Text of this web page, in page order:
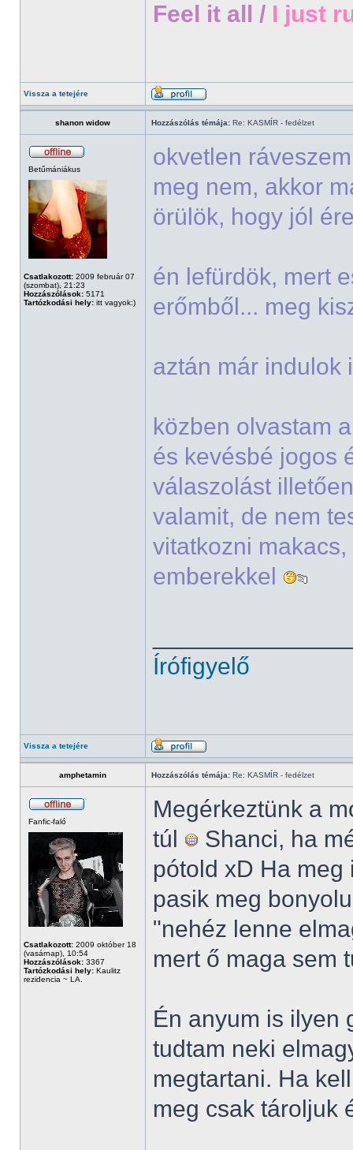
Feel it all / I just
Vissza a tetejére
shanon widow Hozzászólás témája: Re: KASMÍR - fedélzet
Betűmániákus
Csatlakozott: 2009 február 07
(szombat), 21:23
Hozzászólások: 5171
Tartózkodási hely: itt vagyok:)
okvetlen
meg nem, akkor
örülök, hogy jól
én lefürdök, mert
erőmből... meg
aztán már indulok
közben olvastam
és kevésbé jogos
válaszolást
valamit, de nem
vitatkozni
emberekkel
Írófigyelő
Vissza a tetejére
amphetamin Hozzászólás témája: Re: KASMÍR - fedélzet
Fanfic-faló
Csatlakozott: 2009 október 18
(vasárnap), 10:54
Hozzászólások: 3367
Tartózkodási hely: Kaulitz
rezidencia ~ LA.
Megérkeztünk a
túl
Shanci, ha
pótold xD Ha
pasik meg
"nehéz lenne
mert ő maga sem
Én anyum is ilyen
tudtam neki
megtartani. Ha
meg csak tároljuk